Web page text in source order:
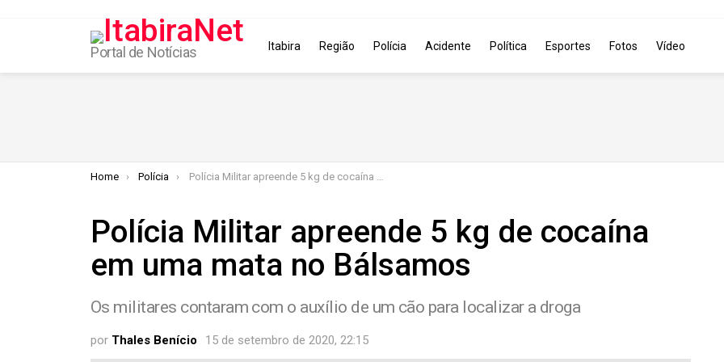
Portal de Notícias Itabira Região Polícia Acidente Política Esportes Fotos Vídeo
You are here:
Home Polícia Polícia Militar apreende 5 kg de cocaína em uma mata no Bálsamos
Polícia Militar apreende 5 kg de cocaína
em uma mata no Bálsamos
Os militares contaram com o auxílio de um cão para localizar a droga
por Thales Benício 15 de setembro de 2020, 22:15